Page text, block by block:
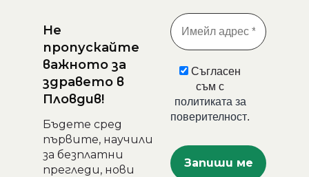
Не
пропускайте
важното за
здравето в
Пловдив!
Бъдете сред
първите, научили
за безплатни
прегледи, нови
Съгласен
съм с
политиката за
поверителност.